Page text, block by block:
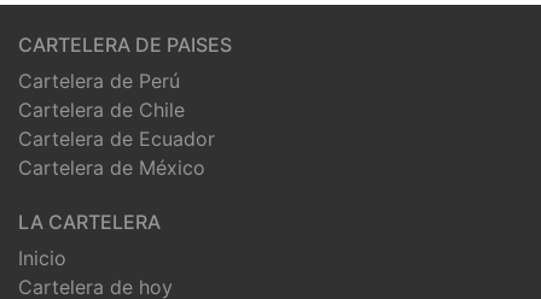
CARTELERA DE PAISES
Cartelera de Perú
Cartelera de Chile
Cartelera de Ecuador
Cartelera de México
LA CARTELERA
Inicio
Cartelera de hoy